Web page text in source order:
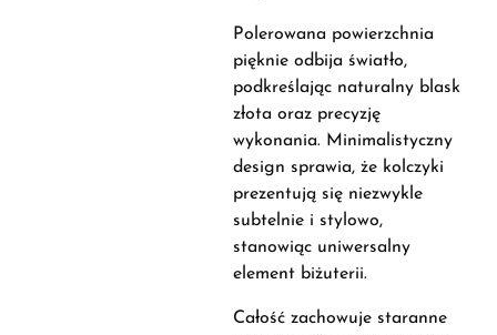
Polerowana powierzchnia
pięknie odbija światło,
podkreślając naturalny blask
złota oraz precyzję
wykonania. Minimalistyczny
design sprawia, że kolczyki
prezentują się niezwykle
subtelnie i stylowo,
stanowiąc uniwersalny
element biżuterii.
Całość zachowuje staranne